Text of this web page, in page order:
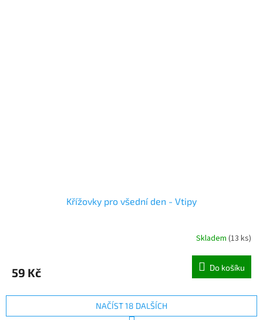
Křížovky pro všední den - Vtipy
Skladem (13 ks)
59 Kč Do košíku
NAČÍST 18 DALŠÍCH